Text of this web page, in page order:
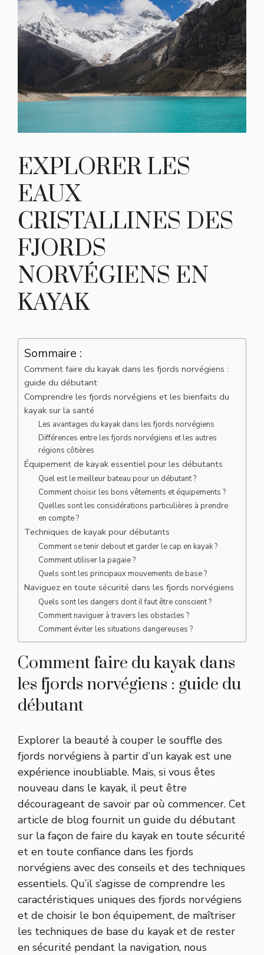
EXPLORER LES
EAUX
CRISTALLINES DES
FJORDS
NORVÉGIENS EN
KAYAK
Sommaire :
Comment faire du kayak dans les fjords norvégiens :
guide du débutant
Comprendre les fjords norvégiens et les bienfaits du
kayak sur la santé
Les avantages du kayak dans les fjords norvégiens
Différences entre les fjords norvégiens et les autres
régions côtières
Équipement de kayak essentiel pour les débutants
Quel est le meilleur bateau pour un débutant ?
Comment choisir les bons vêtements et équipements ?
Quelles sont les considérations particulières à prendre
en compte ?
Techniques de kayak pour débutants
Comment se tenir debout et garder le cap en kayak ?
Comment utiliser la pagaie ?
Quels sont les principaux mouvements de base ?
Naviguez en toute sécurité dans les fjords norvégiens
Quels sont les dangers dont il faut être conscient ?
Comment naviguer à travers les obstacles ?
Comment éviter les situations dangereuses ?
Comment faire du kayak dans
les fjords norvégiens : guide du
débutant
Explorer la beauté à couper le souffle des
fjords norvégiens à partir d’un kayak est une
expérience inoubliable. Mais, si vous êtes
nouveau dans le kayak, il peut être
décourageant de savoir par où commencer. Cet
article de blog fournit un guide du débutant
sur la façon de faire du kayak en toute sécurité
et en toute confiance dans les fjords
norvégiens avec des conseils et des techniques
essentiels. Qu’il s’agisse de comprendre les
caractéristiques uniques des fjords norvégiens
et de choisir le bon équipement, de maîtriser
les techniques de base du kayak et de rester
en sécurité pendant la navigation, nous